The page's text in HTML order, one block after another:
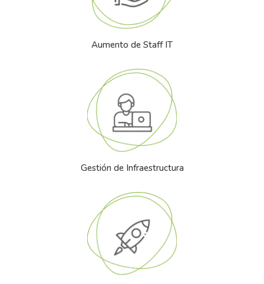
Aumento de Staff IT
Gestión de Infraestructura